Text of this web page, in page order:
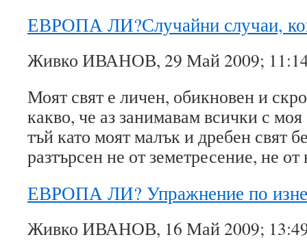
ЕВРОПА ЛИ?Случайни случаи,
Живко ИВАНОВ, 29 Май 2009;
Моят свят е личен, обикновен и
какво, че аз занимавам всички с
тъй като моят малък и дребен свят
разтърсен не от земетресение, не
ЕВРОПА ЛИ? Упражнение по
Живко ИВАНОВ, 16 Май 2009;